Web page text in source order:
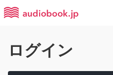
ログイン